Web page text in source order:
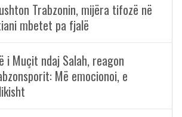
Trabzonin, mijëra tifozë në
mbetet pa fjalë
i Muçit ndaj Salah, reagon
Më emocionoi, e